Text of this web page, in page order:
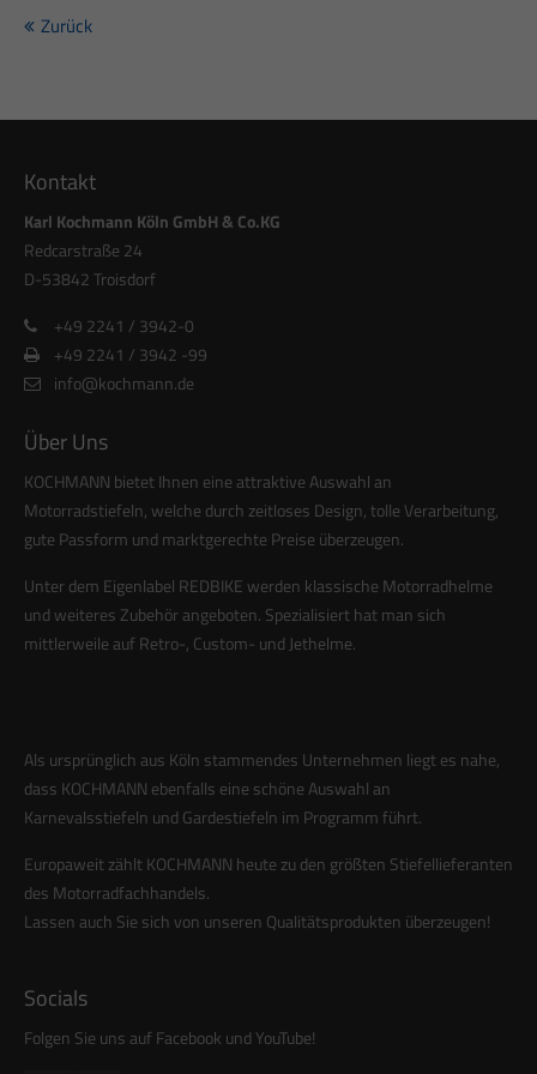
info@yourdomain.com
Lorem ipsum dolor sit amet, consectetuer adipiscing elit.
Aenean commodo ligula eget dolor. Aenean massa. Cum
nascetur ridiculus mus. Donec quam felis, ultricies nec.
Zurück
Kontakt
Karl Kochmann Köln GmbH & Co.KG
Redcarstraße 24
D-53842 Troisdorf
+49 2241 / 3942-0
+49 2241 / 3942 -99
info@kochmann.de
Über Uns
KOCHMANN bietet Ihnen eine attraktive Auswahl an
Motorradstiefeln, welche durch zeitloses Design, tolle Verarbeitung,
gute Passform und marktgerechte Preise überzeugen.
Unter dem Eigenlabel REDBIKE werden klassische Motorradhelme
und weiteres Zubehör angeboten. Spezialisiert hat man sich
mittlerweile auf Retro-, Custom- und Jethelme.
Als ursprünglich aus Köln stammendes Unternehmen liegt es nahe,
dass KOCHMANN ebenfalls eine schöne Auswahl an
Karnevalsstiefeln und Gardestiefeln im Programm führt.
Europaweit zählt KOCHMANN heute zu den größten Stiefellieferanten
des Motorradfachhandels.
Lassen auch Sie sich von unseren Qualitätsprodukten überzeugen!
Socials
Folgen Sie uns auf Facebook und YouTube!